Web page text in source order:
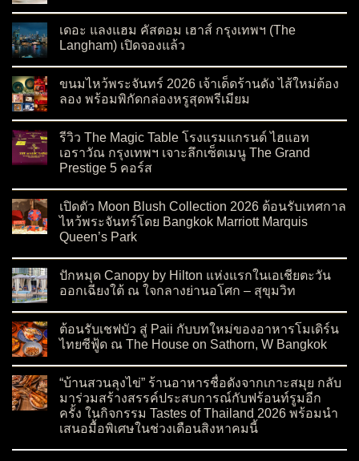
เดอะ แลงแฮม คัสตอม เฮาส์ กรุงเทพฯ (The
Langham) เปิดจองแล้ว
ขนมไหว้พระจันทร์ 2026 เจ้าเด็ดร้านดัง ไส้ใหม่ต้อง
ลอง พร้อมพิกัดกล่องหรูสุดพรีเมียม
รีวิว The Magic Table โรงแรมแกรนด์ ไฮแอท
เอราวัณ กรุงเทพฯ เจาะลึกเซ็ตเมนู The Grand
Prestige 5 คอร์ส
เปิดตัว Moon Blush Collection 2026 ต้อนรับเทศกาล
ไหว้พระจันทร์โดย Bangkok Marriott Marquis
Queen’s Park
ปักหมุด Canopy by Hilton แห่งแรกในเอเชียตะวัน
ออกเฉียงใต้ ณ ใจกลางย่านอโศก – สุขุมวิท
ต้อนรับเชฟบัว สู่ Paii กับบทใหม่ของอาหารโมเดิร์น
ไทยซีฟู้ด ณ The House on Sathorn, W Bangkok
“บ้านสวนลุงไข่” ร้านอาหารชื่อดังจากเกาะสมุย กลับ
มาร่วมสร้างสรรค์ประสบการณ์กับฟร้อนท์รูมอีก
ครั้ง ในกิจกรรม Tastes of Thailand 2026 พร้อมนำ
เสนอมื้อพิเศษในช่วงเดือนสิงหาคมนี้